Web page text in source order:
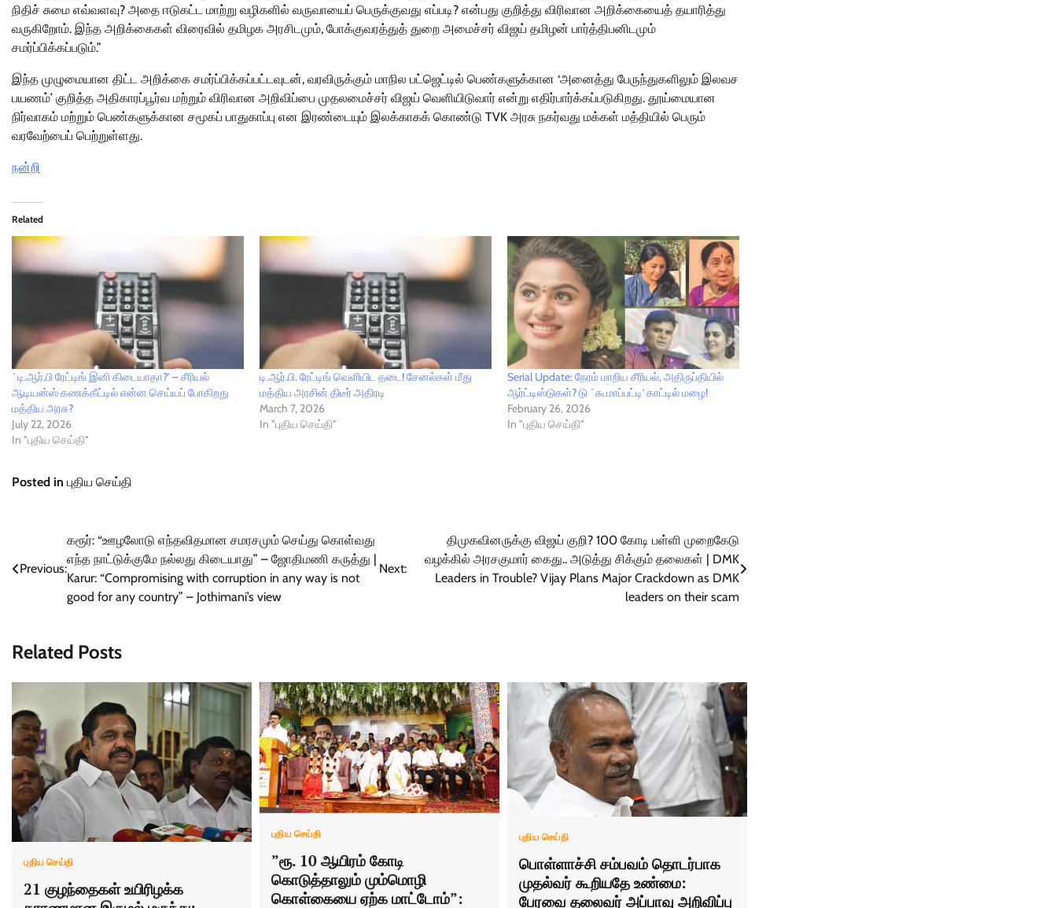
நிதிச் சுமை எவ்வளவு? அதை ஈடுகட்ட மாற்று வழிகளில் வருவாயைப் பெருக்குவது எப்படி? என்பது குறித்து விரிவான அறிக்கையைத் தயாரித்து
வருகிறோம். இந்த அறிக்கைகள் விரைவில் தமிழக அரசிடமும், போக்குவரத்துத் துறை அமைச்சர் விஜய் தமிழன் பார்த்திபனிடமும்
சமர்ப்பிக்கப்படும்.”
இந்த முழுமையான திட்ட அறிக்கை சமர்ப்பிக்கப்பட்டவுடன், வரவிருக்கும் மாநில பட்ஜெட்டில் பெண்களுக்கான ‘அனைத்து பேருந்துகளிலும் இலவச
பயணம்’ குறித்த அதிகாரப்பூர்வ மற்றும் விரிவான அறிவிப்பை முதலமைச்சர் விஜய் வெளியிடுவார் என்று எதிர்பார்க்கப்படுகிறது. தூய்மையான
நிர்வாகம் மற்றும் பெண்களுக்கான சமூகப் பாதுகாப்பு என இரண்டையும் இலக்காகக் கொண்டு TVK அரசு நகர்வது மக்கள் மத்தியில் பெரும்
வரவேற்பைப் பெற்றுள்ளது.
நன்றி
Related
`டி.ஆர்.பி ரேட்டிங் இனி கிடையாதா?’ – சீரியல்
ஆடியன்ஸ் கணக்கீட்டில் என்ன செய்யப் போகிறது
மத்திய அரசு?
July 22, 2026
In "புதிய செய்தி"
டி.ஆர்.பி. ரேட்டிங் வெளியிட தடை! சேனல்கள் மீது
மத்திய அரசின் திடீர் அதிரடி
March 7, 2026
In "புதிய செய்தி"
Serial Update: நேரம் மாறிய சீரியல், அதிருப்தியில்
ஆர்ட்டிஸ்டுகள்? டு `கூமாப்பட்டி' காட்டில் மழை!
February 26, 2026
In "புதிய செய்தி"
Posted in புதிய செய்தி
navigation
Previous:
கரூர்: “ஊழலோடு எந்தவிதமான சமரசமும் செய்து கொள்வது
எந்த நாட்டுக்குமே நல்லது கிடையாது” – ஜோதிமணி கருத்து |
Karur: “Compromising with corruption in any way is not
good for any country” – Jothimani’s view
Next:
திமுகவினருக்கு விஜய் குறி? 100 கோடி பள்ளி முறைகேடு
வழக்கில் அரசகுமார் கைது.. அடுத்து சிக்கும் தலைகள் | DMK
Leaders in Trouble? Vijay Plans Major Crackdown as DMK
leaders on their scam
Related Posts
புதிய செய்தி
21 குழந்தைகள் உயிரிழக்க
புதிய செய்தி
”ரூ. 10 ஆயிரம் கோடி
கொடுத்தாலும் மும்மொழி
கொள்கையை ஏற்க மாட்டோம்”:
புதிய செய்தி
பொள்ளாச்சி சம்பவம் தொடர்பாக
முதல்வர் கூறியதே உண்மை:
பேரவை தலைவர் அப்பாவு அறிவிப்பு